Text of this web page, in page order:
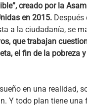
creado por la
en 2015. Después
a la ciudadanía, se
que trabajan
el fin de la pobreza
en una realidad,
Y todo plan tiene una